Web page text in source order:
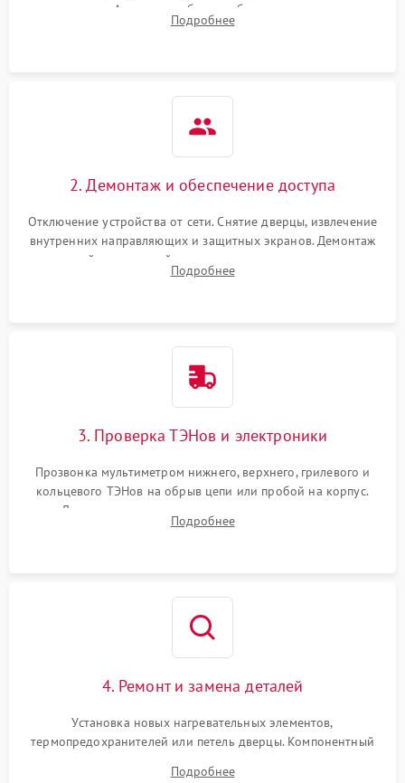
колодке. Анализ жалоб на проблемы с нагревом,
конвекцией, панелью управления или блокировкой дверцы.
Подробнее
2. Демонтаж и обеспечение доступа
Отключение устройства от сети. Снятие дверцы, извлечение
внутренних направляющих и защитных экранов. Демонтаж
задней или верхней панели для прямого доступа к
нагревательным элементам, плате и вентиляторам.
Подробнее
3. Проверка ТЭНов и электроники
Прозвонка мультиметром нижнего, верхнего, грилевого и
кольцевого ТЭНов на обрыв цепи или пробой на корпус.
Диагностика термостата, датчиков температуры,
переключателя режимов и мотора конвекции.
Подробнее
4. Ремонт и замена деталей
Установка новых нагревательных элементов,
термопредохранителей или петель дверцы. Компонентный
выгоревших реле, восстановление контактов и замена
Подробнее